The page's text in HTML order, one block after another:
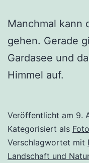
Manchmal kann
gehen. Gerade
Gardasee und
Himmel auf.
Veröffentlicht am 9.
Kategorisiert als
Verschlagwortet mit
Landschaft und